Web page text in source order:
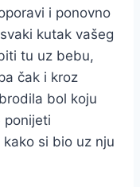
i ponovno
kutak vašeg
tu uz bebu,
čak i kroz
bol koju
ponijeti
si bio uz nju